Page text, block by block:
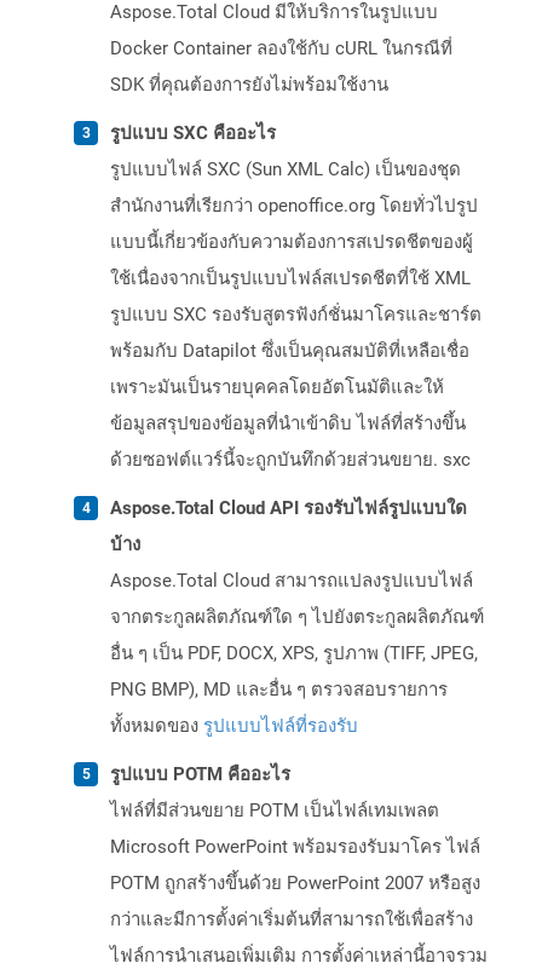
Aspose.Total Cloud มีให้บริการในรูปแบบ
Docker Container ลองใช้กับ cURL ในกรณีที่
SDK ที่คุณต้องการยังไม่พร้อมใช้งาน
รูปแบบ SXC คืออะไร
รูปแบบไฟล์ SXC (Sun XML Calc) เป็นของชุด
สำนักงานที่เรียกว่า openoffice.org โดยทั่วไปรูป
แบบนี้เกี่ยวข้องกับความต้องการสเปรดชีตของผู้
ใช้เนื่องจากเป็นรูปแบบไฟล์สเปรดชีตที่ใช้ XML
รูปแบบ SXC รองรับสูตรฟังก์ชั่นมาโครและชาร์ต
พร้อมกับ Datapilot ซึ่งเป็นคุณสมบัติที่เหลือเชื่อ
เพราะมันเป็นรายบุคคลโดยอัตโนมัติและให้
ข้อมูลสรุปของข้อมูลที่นำเข้าดิบ ไฟล์ที่สร้างขึ้น
ด้วยซอฟต์แวร์นี้จะถูกบันทึกด้วยส่วนขยาย. sxc
Aspose.Total Cloud API รองรับไฟล์รูปแบบใด
บ้าง
Aspose.Total Cloud สามารถแปลงรูปแบบไฟล์
จากตระกูลผลิตภัณฑ์ใด ๆ ไปยังตระกูลผลิตภัณฑ์
อื่น ๆ เป็น PDF, DOCX, XPS, รูปภาพ (TIFF, JPEG,
PNG BMP), MD และอื่น ๆ ตรวจสอบรายการ
ทั้งหมดของ รูปแบบไฟล์ที่รองรับ
รูปแบบ POTM คืออะไร
ไฟล์ที่มีส่วนขยาย POTM เป็นไฟล์เทมเพลต
Microsoft PowerPoint พร้อมรองรับมาโคร ไฟล์
POTM ถูกสร้างขึ้นด้วย PowerPoint 2007 หรือสูง
กว่าและมีการตั้งค่าเริ่มต้นที่สามารถใช้เพื่อสร้าง
ไฟล์การนำเสนอเพิ่มเติม การตั้งค่าเหล่านี้อาจรวม